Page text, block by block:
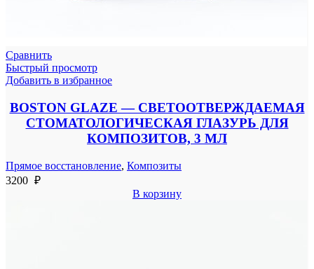
Сравнить
Быстрый просмотр
Добавить в избранное
BOSTON GLAZE — СВЕТООТВЕРЖДАЕМАЯ
СТОМАТОЛОГИЧЕСКАЯ ГЛАЗУРЬ ДЛЯ
КОМПОЗИТОВ, 3 МЛ
Прямое восстановление, Композиты
3200 ₽
В корзину